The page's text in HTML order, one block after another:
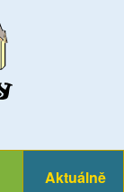
Aktuálně